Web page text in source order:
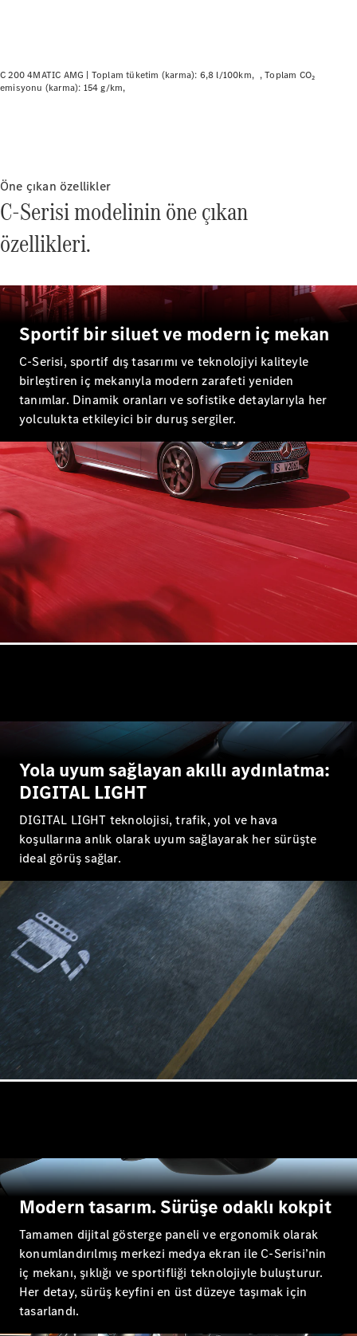
CLA
Elektrik
CLA
C-Serisi
C-
Serisi
E-Serisi
S-Serisi
Mercedes-
Maybach
Yeni
Aracını
Tasarla
Test Sürüşü
Online
Store
SUV & Geländewagen
Tüm SUV
EQA
GLC
Elektrik
GLC Coupé
GLE
GLE Coupé
G-
Serisi
G-Serisi
Aracını
Tasarla
Test Sürüşü
Online
Store
Estate
Tüm Estate
Estate
C-Serisi All-
Terrain
Aracını
Tasarla
Test Sürüşü
Online
Store
C 200 4MATIC AMG | Toplam tüketim (karma): 6,8 l/100km
Toplam CO₂
emisyonu (karma): 154 g/km
Öne çıkan özellikler
C-Serisi modelinin öne çıkan
özellikleri.
Sportif bir siluet ve modern iç mekan
C-Serisi, sportif dış tasarımı ve teknolojiyi kaliteyle
birleştiren iç mekanıyla modern zarafeti yeniden
tanımlar. Dinamik oranları ve sofistike detaylarıyla her
yolculukta etkileyici bir duruş sergiler.
Yola uyum sağlayan akıllı aydınlatma:
DIGITAL LIGHT
DIGITAL LIGHT teknolojisi, trafik, yol ve hava
koşullarına anlık olarak uyum sağlayarak her sürüşte
ideal görüş sağlar. ​
Modern tasarım. Sürüşe odaklı kokpit
Tamamen dijital gösterge paneli ve ergonomik olarak
konumlandırılmış merkezi medya ekran ile C-Serisi’nin
iç mekanı, şıklığı ve sportifliği teknolojiyle buluşturur.
Her detay, sürüş keyfini en üst düzeye taşımak için
tasarlandı.